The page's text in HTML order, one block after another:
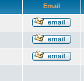
Email